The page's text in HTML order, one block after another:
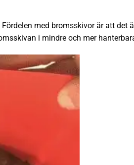
med bromsskivor är att
i mindre och mer